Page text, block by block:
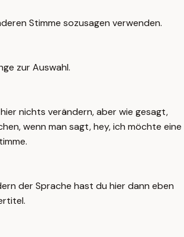
Stimme sozusagen verwenden.
zur Auswahl.
nichts verändern, aber wie gesagt,
wenn man sagt, hey, ich möchte eine
der Sprache hast du hier dann eben